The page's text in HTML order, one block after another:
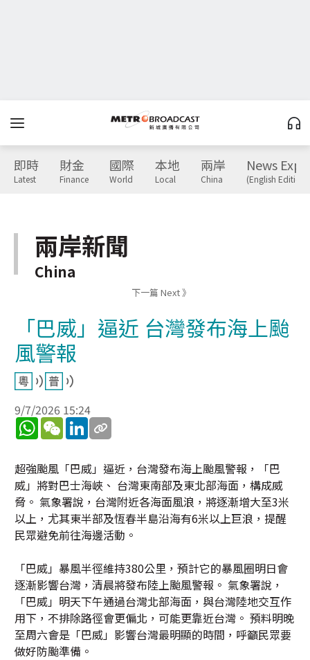
即時
Latest
財金
Finance
國際
World
本地
Local
兩岸
China
News
(English Edition)
兩岸新聞
China
下一篇 Next 》
「巴威」逼近 台灣發布海上颱
風警報
9/7/2026 15:24
WhatsApp
WeChatLinkedIn
超強颱風「巴威」逼近，台灣發布海上颱風警報，「巴
威」將對巴士海峽、 台灣東南部及東北部海面，構成威
脅。 氣象署說，台灣附近各海面風浪，將逐漸增大至3米
以上，尤其東半部及恆春半島沿海有6米以上巨浪，提醒
民眾避免前往海邊活動。
「巴威」暴風半徑維持380公里，預計它的暴風圈明日會
逐漸影響台灣，清晨將發布陸上颱風警報。 氣象署說，
「巴威」明天下午通過台灣北部海面，與台灣陸地交互作
用下，不排除路徑會更偏北，可能更靠近台灣。 預料明晚
至周六會是「巴威」影響台灣最明顯的時間，呼籲民眾要
做好防颱準備。